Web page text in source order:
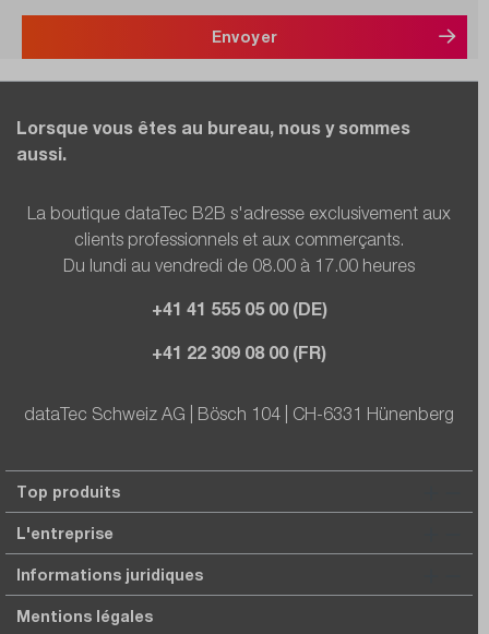
Envoyer
Lorsque vous êtes au bureau, nous y sommes
aussi.
La boutique dataTec B2B s'adresse exclusivement aux
clients professionnels et aux commerçants.
Du lundi au vendredi de 08.00 à 17.00 heures
+41 41 555 05 00 (DE)
+41 22 309 08 00 (FR)
dataTec Schweiz AG | Bösch 104 | CH-6331 Hünenberg
Top produits
L'entreprise
Informations juridiques
Mentions légales